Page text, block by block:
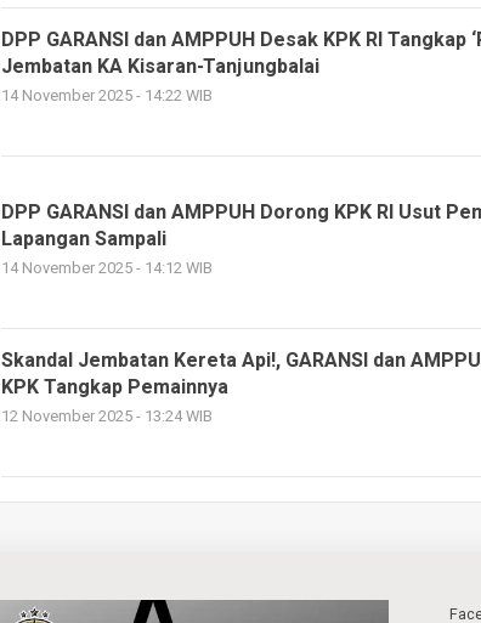
DPP GARANSI dan AMPPUH Desak KPK RI Tangkap
Jembatan KA Kisaran-Tanjungbalai
14 November 2025 - 14:22 WIB
DPP GARANSI dan AMPPUH Dorong KPK RI Usut
Lapangan Sampali
14 November 2025 - 14:12 WIB
Skandal Jembatan Kereta Api!, GARANSI dan
KPK Tangkap Pemainnya
12 November 2025 - 13:24 WIB